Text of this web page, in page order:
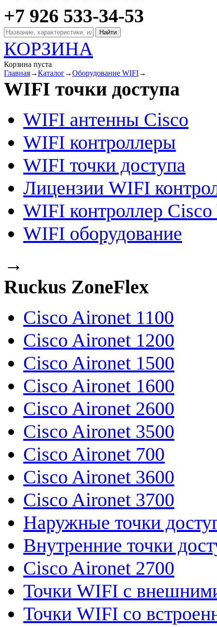
+7 926 533-34-53
КОРЗИНА
Корзина пуста
Главная→Каталог→Оборудование WIFI→
WIFI точки доступа
WIFI антенны Cisco
WIFI контроллеры
WIFI точки доступа
Лицензии WIFI
WIFI контроллер
WIFI оборудование
→
Ruckus ZoneFlex
Cisco Aironet 1100
Cisco Aironet 1200
Cisco Aironet 1500
Cisco Aironet 1600
Cisco Aironet 2600
Cisco Aironet 3500
Cisco Aironet 700
Cisco Aironet 3600
Cisco Aironet 3700
Наружные точки
Внутренние точки
Cisco Aironet 2700
Точки WIFI с
Точки WIFI со